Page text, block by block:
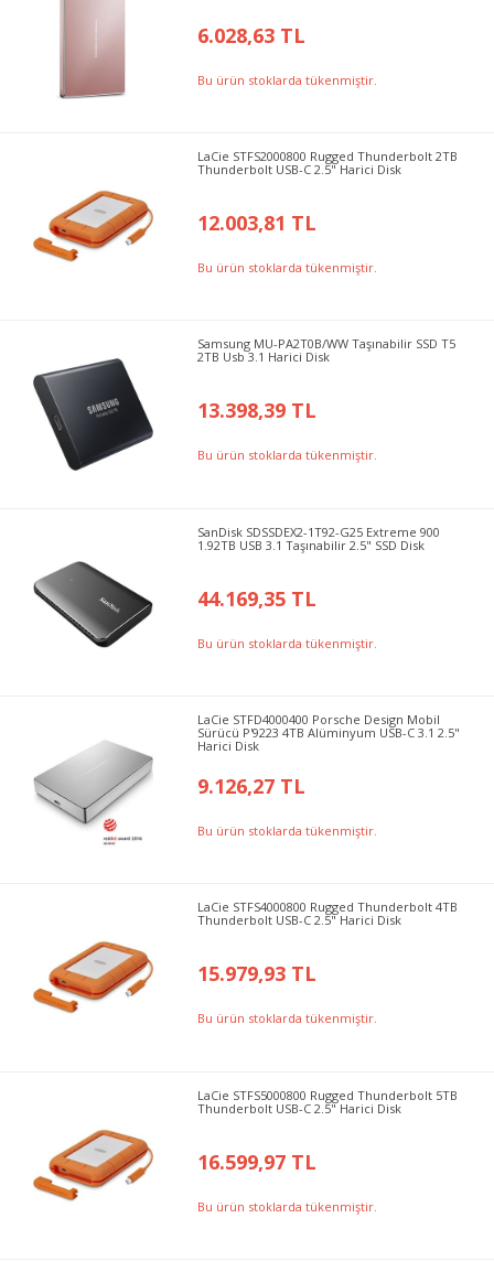
6.028,63 TL
Bu ürün stoklarda tükenmiştir.
LaCie STFS2000800 Rugged Thunderbolt 2TB
Thunderbolt USB-C 2.5" Harici Disk
12.003,81 TL
Bu ürün stoklarda tükenmiştir.
Samsung MU-PA2T0B/WW Taşınabilir SSD T5
2TB Usb 3.1 Harici Disk
13.398,39 TL
Bu ürün stoklarda tükenmiştir.
SanDisk SDSSDEX2-1T92-G25 Extreme 900
1.92TB USB 3.1 Taşınabilir 2.5" SSD Disk
44.169,35 TL
Bu ürün stoklarda tükenmiştir.
LaCie STFD4000400 Porsche Design Mobil
Sürücü P'9223 4TB Alüminyum USB-C 3.1 2.5"
Harici Disk
9.126,27 TL
Bu ürün stoklarda tükenmiştir.
LaCie STFS4000800 Rugged Thunderbolt 4TB
Thunderbolt USB-C 2.5" Harici Disk
15.979,93 TL
Bu ürün stoklarda tükenmiştir.
LaCie STFS5000800 Rugged Thunderbolt 5TB
Thunderbolt USB-C 2.5" Harici Disk
16.599,97 TL
Bu ürün stoklarda tükenmiştir.